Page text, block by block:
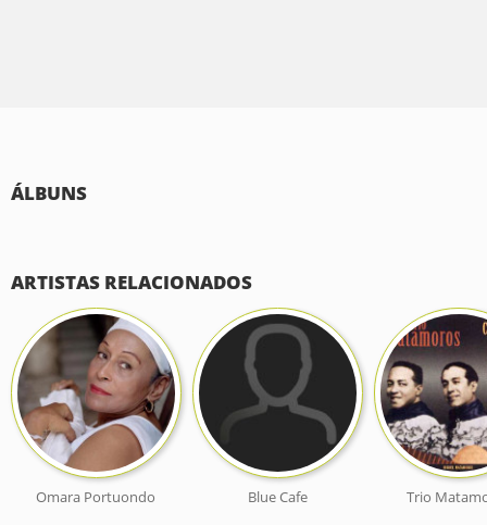
ÁLBUNS
ARTISTAS RELACIONADOS
Omara Portuondo Blue Cafe Trio